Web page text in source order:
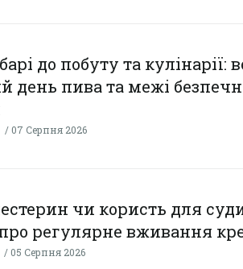
до побуту та кулінарії:
день пива та межі
07 Серпня 2026
чи користь для
регулярне вживання
05 Серпня 2026